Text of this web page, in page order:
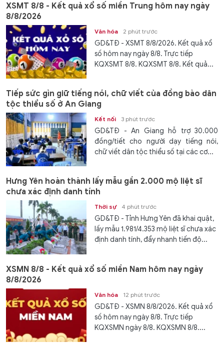
XSMT 8/8 - Kết quả xổ số miền Trung hôm nay ngày
8/8/2026
Văn hóa 2 phút trước
GD&TĐ - XSMT 8/8/2026. Kết quả xổ
số hôm nay ngày 8/8. Trực tiếp
KQXSMT 8/8. KQXSMT 8/8. Kết quả...
Tiếp sức gìn giữ tiếng nói, chữ viết của đồng bào dân
tộc thiểu số ở An Giang
Kết nối 3 phút trước
GD&TĐ - An Giang hỗ trợ 30.000
đồng/tiết cho người dạy tiếng nói,
chữ viết dân tộc thiểu số tại các cơ...
Hưng Yên hoàn thành lấy mẫu gần 2.000 mộ liệt sĩ
chưa xác định danh tính
Thời sự 4 phút trước
GD&TĐ - Tỉnh Hưng Yên đã khai quật,
lấy mẫu 1.981/4.353 mộ liệt sĩ chưa xác
định danh tính, đẩy nhanh tiến độ...
XSMN 8/8 - Kết quả xổ số miền Nam hôm nay ngày
8/8/2026
Văn hóa 12 phút trước
GD&TĐ - XSMN 8/8/2026. Kết quả xổ
số hôm nay ngày 8/8. Trực tiếp
KQXSMN ngày 8/8. KQXSMN 8/8....